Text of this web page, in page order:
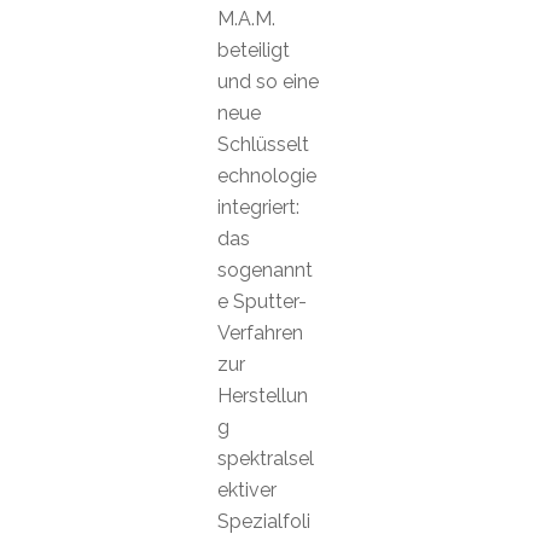
M.A.M.
beteiligt
und so eine
neue
Schlüsselt
echnologie
integriert:
das
sogenannt
e Sputter-
Verfahren
zur
Herstellun
g
spektralsel
ektiver
Spezialfoli